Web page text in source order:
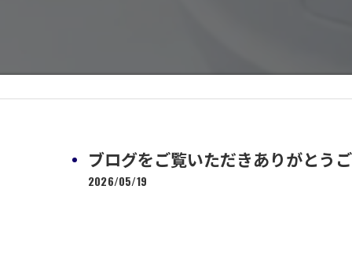
ブログをご覧いただきありがとう
2026/05/19